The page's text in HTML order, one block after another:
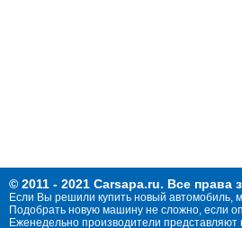
© 2011 - 2021 Carsapa.ru. Все права
Если Вы решили купить новый автомобиль,
Подобрать новую машину не сложно, если
Еженедельно производители